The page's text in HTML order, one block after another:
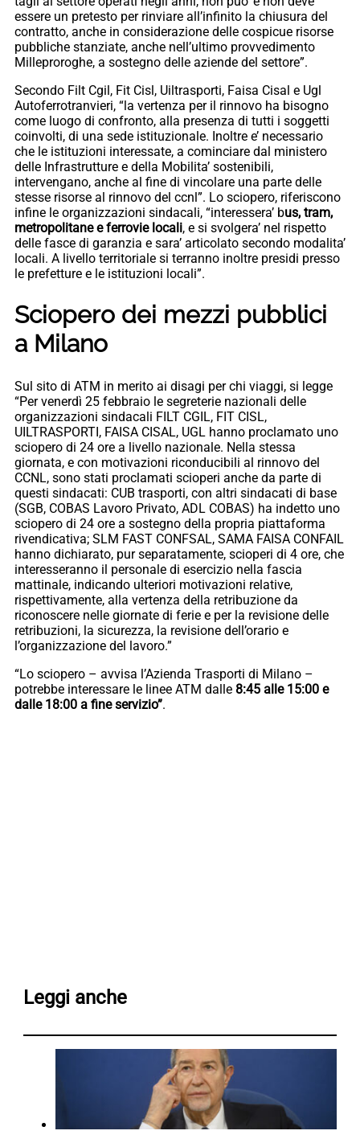
essere un pretesto per rinviare all’infinito la chiusura del
contratto, anche in considerazione delle cospicue risorse
pubbliche stanziate, anche nell’ultimo provvedimento
Milleproroghe, a sostegno delle aziende del settore”.
Secondo Filt Cgil, Fit Cisl, Uiltrasporti, Faisa Cisal e Ugl
Autoferrotranvieri, “la vertenza per il rinnovo ha bisogno
come luogo di confronto, alla presenza di tutti i soggetti
coinvolti, di una sede istituzionale. Inoltre e’ necessario
che le istituzioni interessate, a cominciare dal ministero
delle Infrastrutture e della Mobilita’ sostenibili,
intervengano, anche al fine di vincolare una parte delle
stesse risorse al rinnovo del ccnl”. Lo sciopero, riferiscono
infine le organizzazioni sindacali, “interessera’ bus, tram,
metropolitane e ferrovie locali, e si svolgera’ nel rispetto
delle fasce di garanzia e sara’ articolato secondo modalita’
locali. A livello territoriale si terranno inoltre presidi presso
le prefetture e le istituzioni locali”.
Sciopero dei mezzi pubblici
a Milano
Sul sito di ATM in merito ai disagi per chi viaggi, si legge
“Per venerdì 25 febbraio le segreterie nazionali delle
organizzazioni sindacali FILT CGIL, FIT CISL,
UILTRASPORTI, FAISA CISAL, UGL hanno proclamato uno
sciopero di 24 ore a livello nazionale. Nella stessa
giornata, e con motivazioni riconducibili al rinnovo del
CCNL, sono stati proclamati scioperi anche da parte di
questi sindacati: CUB trasporti, con altri sindacati di base
(SGB, COBAS Lavoro Privato, ADL COBAS) ha indetto uno
sciopero di 24 ore a sostegno della propria piattaforma
rivendicativa; SLM FAST CONFSAL, SAMA FAISA CONFAIL
hanno dichiarato, pur separatamente, scioperi di 4 ore, che
interesseranno il personale di esercizio nella fascia
mattinale, indicando ulteriori motivazioni relative,
rispettivamente, alla vertenza della retribuzione da
riconoscere nelle giornate di ferie e per la revisione delle
retribuzioni, la sicurezza, la revisione dell’orario e
l’organizzazione del lavoro.”
“Lo sciopero – avvisa l’Azienda Trasporti di Milano –
potrebbe interessare le linee ATM dalle 8:45 alle 15:00 e
dalle 18:00 a fine servizio”.
Leggi anche